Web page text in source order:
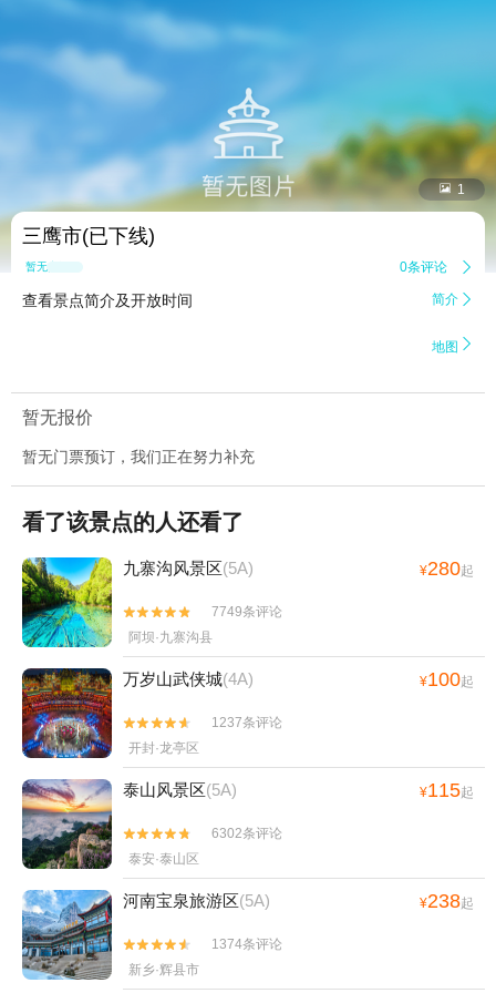
 1
三鹰市(已下线)
暂无点评 0条评论 
查看景点简介及开放时间 简介 
地图 
暂无报价
暂无门票预订，我们正在努力补充
看了该景点的人还看了
九寨沟风景区(5A) ¥280起


7749条评论
阿坝·九寨沟县
万岁山武侠城(4A) ¥100起


1237条评论
开封·龙亭区
泰山风景区(5A) ¥115起


6302条评论
泰安·泰山区
河南宝泉旅游区(5A) ¥238起


1374条评论
新乡·辉县市